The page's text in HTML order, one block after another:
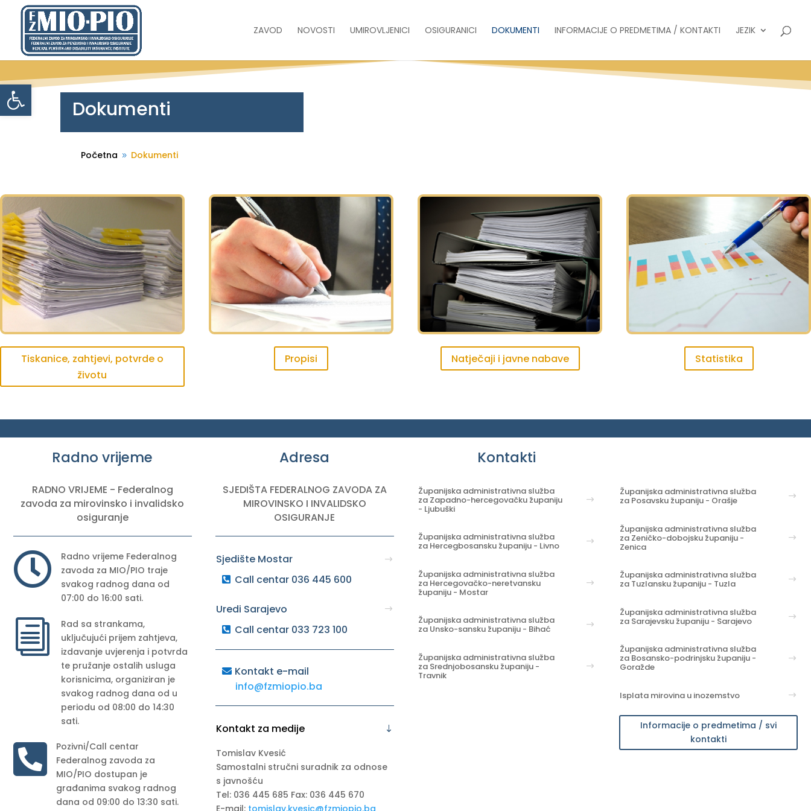
Open toolbar
ZAVOD NOVOSTI UMIROVLJENICI OSIGURANICI DOKUMENTI INFORMACIJE O PREDMETIMA / KONTAKTI JEZIK
Dokumenti
Početna 9 Dokumenti
Tiskanice, zahtjevi, potvrde o
životu
Propisi Natječaji i javne nabave Statistika
Radno vrijeme
RADNO VRIJEME - Federalnog
zavoda za mirovinsko i invalidsko
osiguranje

Radno vrijeme Federalnog
zavoda za MIO/PIO traje
svakog radnog dana od
07:00 do 16:00 sati.
i
Rad sa strankama,
uključujući prijem zahtjeva,
izdavanje uvjerenja i potvrda
te pružanje ostalih usluga
korisnicima, organiziran je
svakog radnog dana od u
periodu od 08:00 do 14:30
sati.

Pozivni/Call centar
Federalnog zavoda za
MIO/PIO dostupan je
građanima svakog radnog
dana od 09:00 do 13:30 sati.
Adresa
SJEDIŠTA FEDERALNOG ZAVODA ZA
MIROVINSKO I INVALIDSKO
OSIGURANJE
Sjedište Mostar
Call centar 036 445 600
Uredi Sarajevo
Call centar 033 723 100
Kontakt e-mail
info@fzmiopio.ba
Kontakt za medije
Tomislav Kvesić
Samostalni stručni suradnik za odnose
s javnošću
Tel: 036 445 685 Fax: 036 445 670
E-mail: tomislav.kvesic@fzmiopio.ba
Kontakti
Županijska administrativna služba
za Zapadno-hercegovačku županiju
- Ljubuški
Županijska administrativna služba
za Hercegbosansku županiju - Livno
Županijska administrativna služba
za Hercegovačko-neretvansku
županiju - Mostar
Županijska administrativna služba
za Unsko-sansku županiju - Bihać
Županijska administrativna služba
za Srednjobosansku županiju -
Travnik
Županijska administrativna služba
za Posavsku županiju - Orašje
Županijska administrativna služba
za Zeničko-dobojsku županiju -
Zenica
Županijska administrativna služba
za Tuzlansku županiju - Tuzla
Županijska administrativna služba
za Sarajevsku županiju - Sarajevo
Županijska administrativna služba
za Bosansko-podrinjsku županiju -
Goražde
Isplata mirovina u inozemstvo
Informacije o predmetima / svi
kontakti